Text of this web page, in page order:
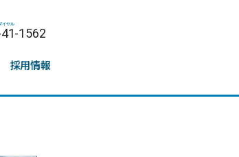
イヤル
1562
採用情報